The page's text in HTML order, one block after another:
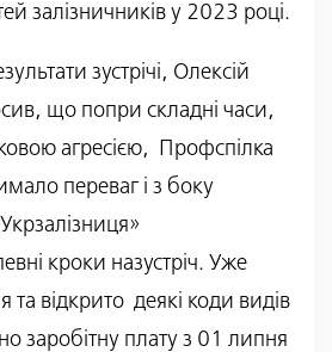
залізничників у 2023 році.
зустрічі, Олексій
що попри складні часи,
агресією, Профспілка
переваг і з боку
кроки назустріч. Уже
та відкрито деякі коди видів
заробітну плату з 01 липня